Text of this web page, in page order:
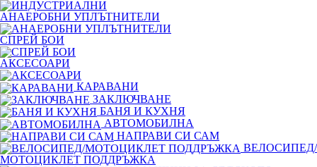
АНАЕРОБНИ УПЛЪТНИТЕЛИ
СПРЕЙ БОИ
АКСЕСОАРИ
КАРАВАНИ
ЗАКЛЮЧВАНЕ
БАНЯ И КУХНЯ
АВТОМОБИЛНА
НАПРАВИ СИ САМ
ВЕЛОСИПЕД/
МОТОЦИКЛЕТ ПОДДРЪЖКА